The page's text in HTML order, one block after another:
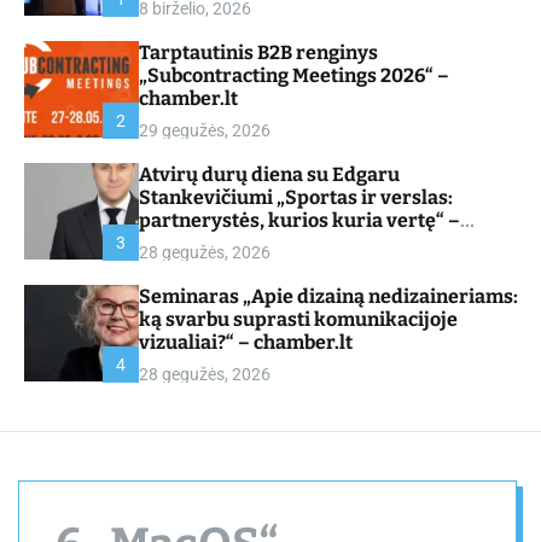
8 birželio, 2026
2
Tarptautinis B2B renginys
„Subcontracting Meetings 2026“ –
chamber.lt
29 gegužės, 2026
3
Atvirų durų diena su Edgaru
Stankevičiumi „Sportas ir verslas:
partnerystės, kurios kuria vertę“ –
chamber.lt
28 gegužės, 2026
4
Seminaras „Apie dizainą nedizaineriams:
ką svarbu suprasti komunikacijoje
vizualiai?“ – chamber.lt
28 gegužės, 2026